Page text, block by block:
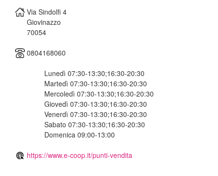
Via Sindolfi 4
Giovinazzo
70054
0804168060
Lunedì 07:30-13:30;16:30-20:30
Martedì 07:30-13:30;16:30-20:30
Mercoledì 07:30-13:30;16:30-20:30
Giovedì 07:30-13:30;16:30-20:30
Venerdì 07:30-13:30;16:30-20:30
Sabato 07:30-13:30;16:30-20:30
Domenica 09:00-13:00
https://www.e-coop.it/punti-vendita